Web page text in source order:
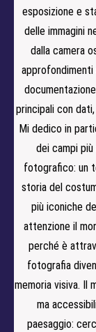
esposizione e
delle immagini
dalla camera
principali con
Mi dedico in
dei campi
fotografico: un
storia del
più iconiche
attenzione il
perché è
fotografia
memoria visiva. Il
ma
paesaggio: